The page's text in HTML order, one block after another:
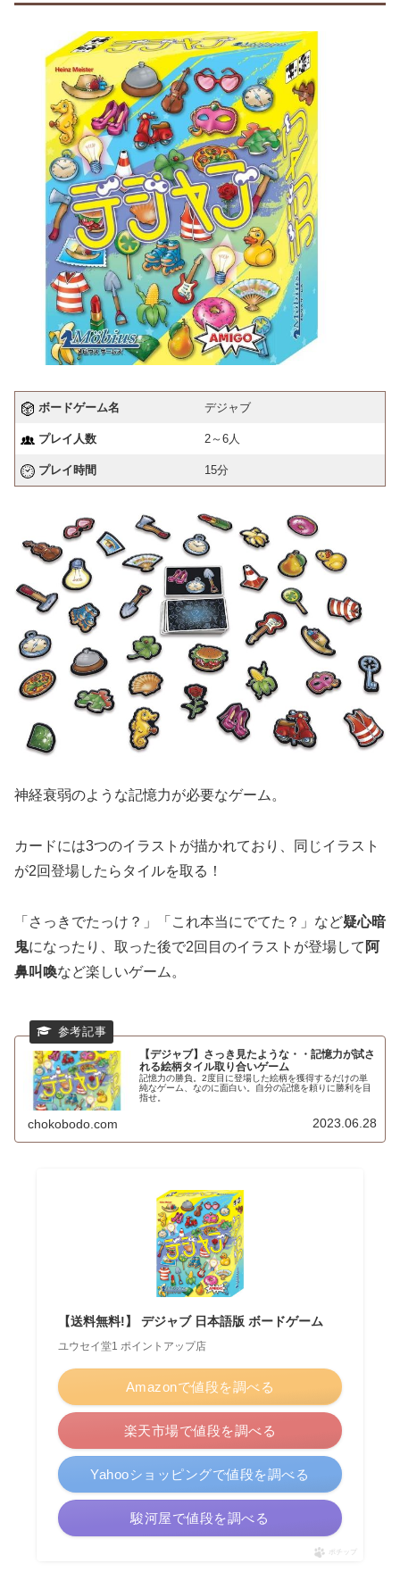
ボードゲーム名 デジャブ
プレイ人数 2～6人
プレイ時間 15分
神経衰弱のような記憶力が必要なゲーム。
カードには3つのイラストが描かれており、同じイラスト
が2回登場したらタイルを取る！
「さっきでたっけ？」「これ本当にでてた？」など疑心暗
鬼になったり、取った後で2回目のイラストが登場して 阿
鼻叫喚など楽しいゲーム。
【デジャブ】さっき見たような・・記憶力が試さ
れる絵柄タイル取り合いゲーム
記憶力の勝負。2度目に登場した絵柄を獲得するだけの単
純なゲーム、なのに面白い。自分の記憶を頼りに勝利を目
指せ。
chokobodo.com 2023.06.28
【送料無料!】 デジャブ 日本語版 ボードゲーム
ユウセイ堂1 ポイントアップ店
Amazonで値段を調べる
楽天市場で値段を調べる
Yahooショッピングで値段を調べる
駿河屋で値段を調べる
ポチップ